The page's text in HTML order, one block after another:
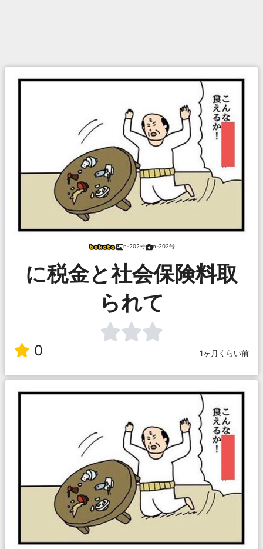
n-202号 n-202号
に税金と社会保険料取
られて
0 1ヶ月くらい前